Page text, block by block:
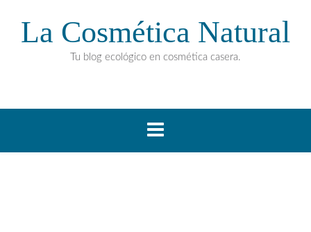
La Cosmética Natural
Tu blog ecológico en cosmética casera.